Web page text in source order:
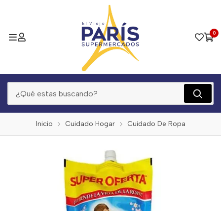
0
Inicio Cuidado Hogar Cuidado De Ropa